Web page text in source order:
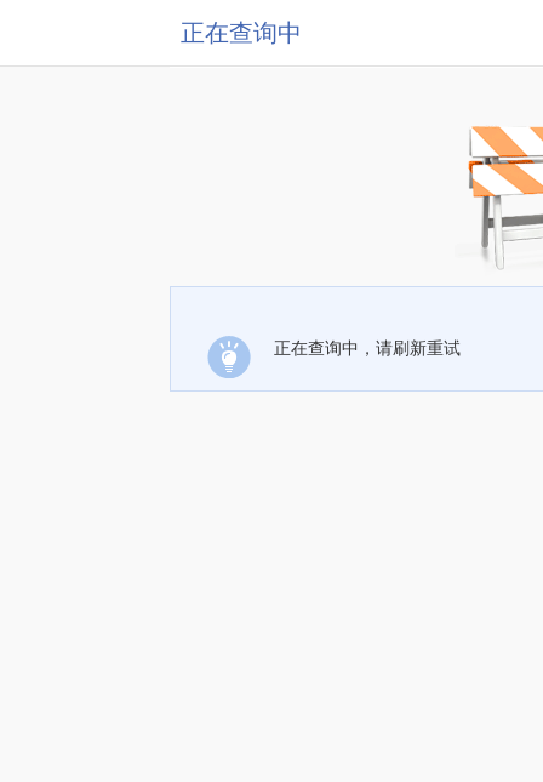
正在查询中
正在查询中，请刷新重试